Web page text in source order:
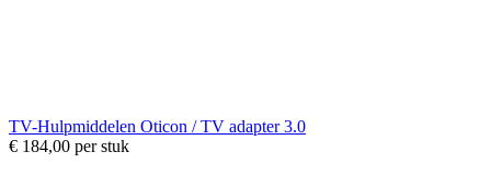
TV-Hulpmiddelen Oticon / TV adapter 3.0
€ 184,00 per stuk